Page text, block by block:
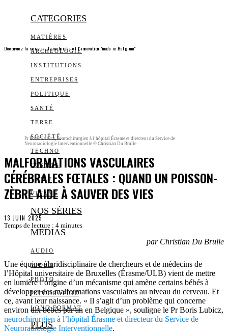
CATEGORIES
MATIÈRES
ARCHEOLOGIE
INSTITUTIONS
ENTREPRISES
POLITIQUE
SANTÉ
TERRE
SOCIÉTÉ
TECHNO
COSMOS
SMILE
VIVANT
NOS SÉRIES
MEDIAS
AUDIO
VIDÉO
PHOTO
INFOGRAPHIE
LONG FORMAT
PLUS
Découvrez la science, la recherche et l’innovation "made in Belgium"
Pr Boris Lubicz, neurochirurgien à l’hôpital Érasme et directeur du Service de
Neuroradiologie Interventionnelle © Christian Du Brulle
MALFORMATIONS VASCULAIRES
CÉRÉBRALES FŒTALES : QUAND UN POISSON-
ZÈBRE AIDE À SAUVER DES VIES
13 JUIN 2025
Temps de lecture : 4 minutes
par Christian Du Brulle
Une équipe pluridisciplinaire de chercheurs et de médecins de
l’Hôpital universitaire de Bruxelles (Érasme/ULB) vient de mettre
en lumière l’origine d’un mécanisme qui amène certains bébés à
développer des malformations vasculaires au niveau du cerveau. Et
ce, avant leur naissance. « Il s’agit d’un problème qui concerne
environ dix bébés par an en Belgique », souligne le Pr Boris Lubicz,
neurochirurgien à l’hôpital Érasme et directeur du Service de
Neuroradiologie Interventionnelle.